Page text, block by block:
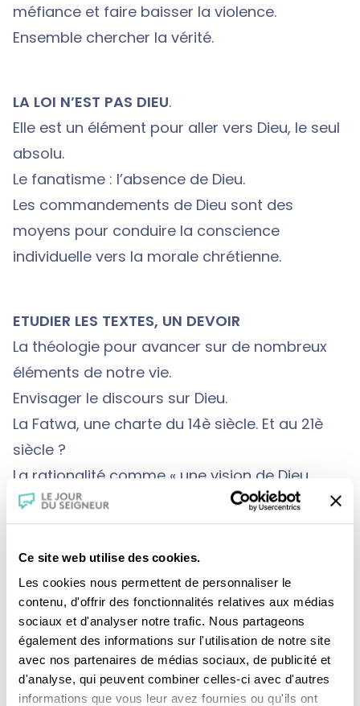
Ce site web utilise des cookies.
Les cookies nous permettent de personnaliser le
contenu, d'offrir des fonctionnalités relatives aux médias
sociaux et d'analyser notre trafic. Nous partageons
également des informations sur l'utilisation de notre site
avec nos partenaires de médias sociaux, de publicité et
d'analyse, qui peuvent combiner celles-ci avec d'autres
informations que vous leur avez fournies ou qu'ils ont
méfiance et faire baisser la violence.
Ensemble chercher la vérité.
LA LOI N’EST PAS DIEU.
Elle est un élément pour aller vers Dieu, le seul
absolu.
Le fanatisme : l’absence de Dieu.
Les commandements de Dieu sont des
moyens pour conduire la conscience
individuelle vers la morale chrétienne.
ETUDIER LES TEXTES, UN DEVOIR
La théologie pour avancer sur de nombreux
éléments de notre vie.
Envisager le discours sur Dieu.
La Fatwa, une charte du 14è siècle. Et au 21è
siècle ?
La rationalité comme « une vision de Dieu
ouverte » pour pouvoir en parler.
DIEU NE M’APPARTIENT PAS
L’Esprit de Dieu à l’œuvre au-delà des
frontières visibles de l’Eglise.
Je ne possède pas la vérité.